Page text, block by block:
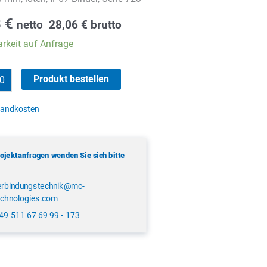
€ netto 28,06 € brutto
auf Anfrage
Produkt bestellen
wenden Sie sich bitte
511 67 69 99 - 173